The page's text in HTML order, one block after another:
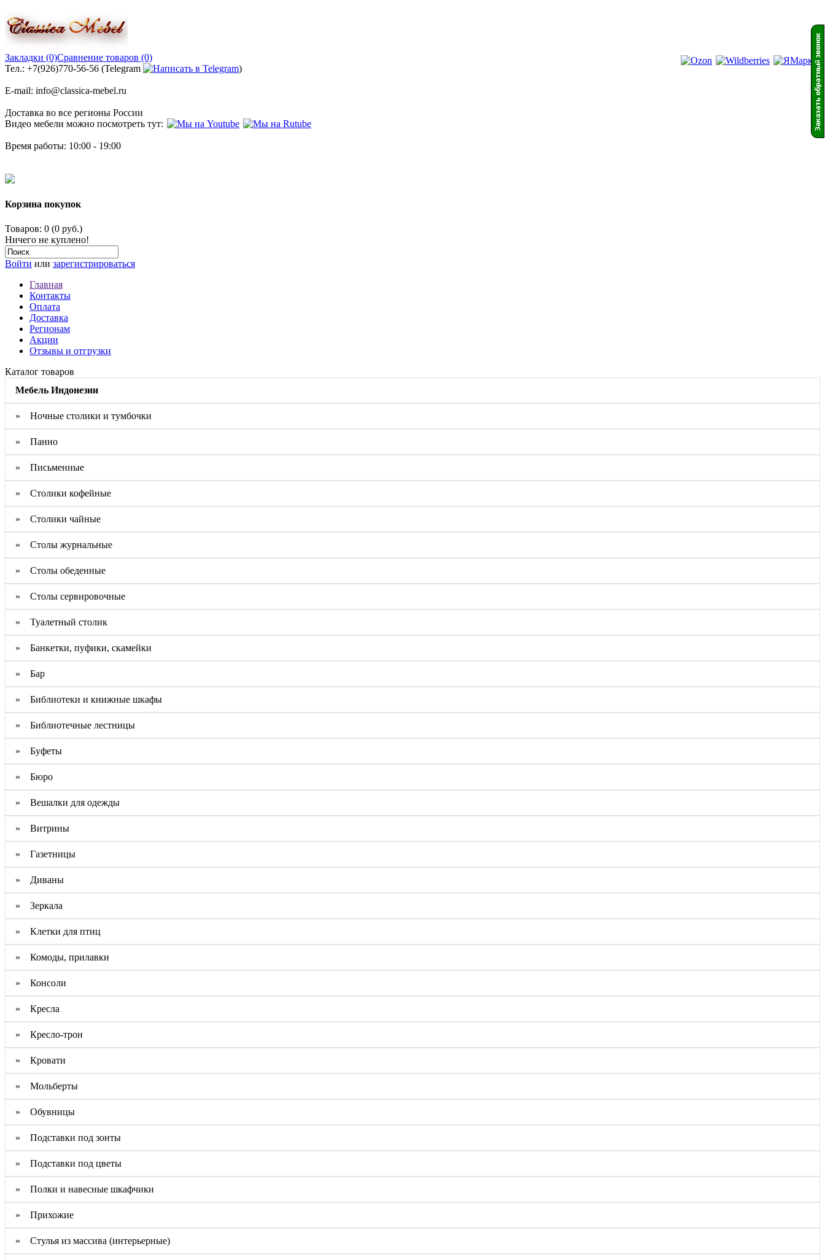
Закладки (0)Сравнение товаров (0)
Тел.: +7(926)770-56-56 (Telegram
)
E-mail: info@classica-mebel.ru
Доставка во все регионы России
Видео мебели можно посмотреть тут:
Время работы: 10:00 - 19:00
Корзина покупок
Товаров: 0 (0 руб.)
Ничего не куплено!
Войти или зарегистрироваться
Главная
Контакты
Оплата
Доставка
Регионам
Акции
Отзывы и отгрузки
Каталог товаров
Мебель Индонезии
» Ночные столики и тумбочки
» Панно
» Письменные
» Столики кофейные
» Столики чайные
» Столы журнальные
» Столы обеденные
» Столы сервировочные
» Туалетный столик
» Банкетки, пуфики, скамейки
» Бар
» Библиотеки и книжные шкафы
» Библиотечные лестницы
» Буфеты
» Бюро
» Вешалки для одежды
» Витрины
» Газетницы
» Диваны
» Зеркала
» Клетки для птиц
» Комоды, прилавки
» Консоли
» Кресла
» Кресло-трон
» Кровати
» Мольберты
» Обувницы
» Подставки под зонты
» Подставки под цветы
» Полки и навесные шкафчики
» Прихожие
» Стулья из массива (интерьерные)